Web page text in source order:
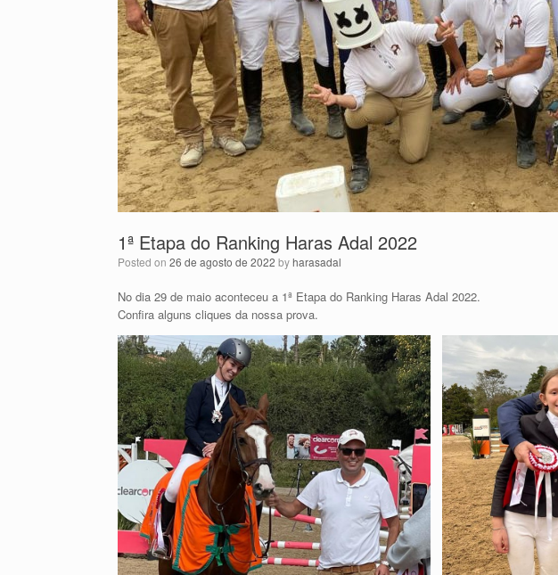
1ª Etapa do Ranking Haras Adal 2022
Posted on 26 de agosto de 2022 byharasadal
No dia 29 de maio aconteceu a 1ª Etapa do Ranking Haras Adal 2022.
Confira alguns cliques da nossa prova.